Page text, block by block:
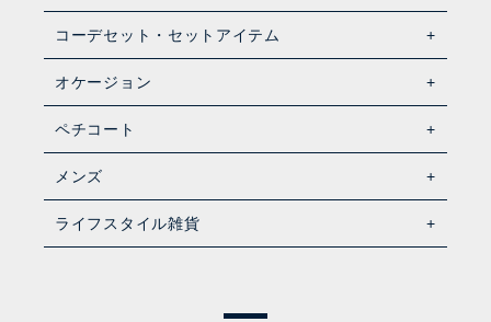
コーデセット・セットアイテム
オケージョン
ペチコート
メンズ
ライフスタイル雑貨